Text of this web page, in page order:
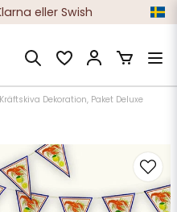
eller Swish
kunder
Kräftskiva Dekoration, Paket Deluxe